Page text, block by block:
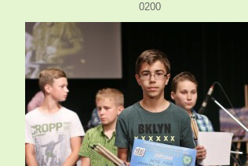
0200